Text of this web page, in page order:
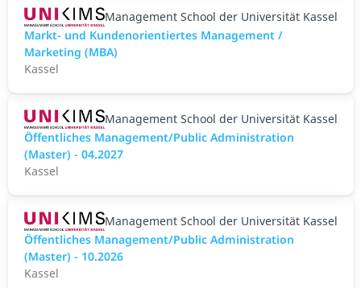
Management School der Universität Kassel
Markt- und Kundenorientiertes Management /
Marketing (MBA)
Kassel
Management School der Universität Kassel
Öffentliches Management/Public Administration
(Master) - 04.2027
Kassel
Management School der Universität Kassel
Öffentliches Management/Public Administration
(Master) - 10.2026
Kassel